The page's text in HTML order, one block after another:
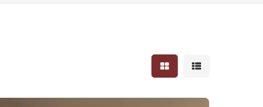
Mostrar resultados em
Mostrar